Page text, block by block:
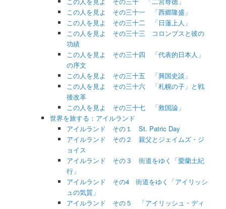
この人を見よ その三十一 「西郷隆盛」
この人を見よ その三十二 「日蓮上人」
この人を見よ その三十三 コロンブスと彼の
功績
この人を見よ その三十四 「代表的日本人」
の序文
この人を見よ その三十五 「興国史談」
この人を見よ その三十六 「札幌の子」と戦
後改革
この人を見よ その三十七 「救国論」
世界を旅する：アイルランド
アイルランド その１ St. Patric Day
アイルランド その２ 親父とジェイムズ・ジ
ョイス
アイルランド その３ 街道をゆく「愛蘭土紀
行」
アイルランド その4 街道をゆく「アイリッシ
ュの気質」
アイルランド その５ 「アイリッシュ・ディ